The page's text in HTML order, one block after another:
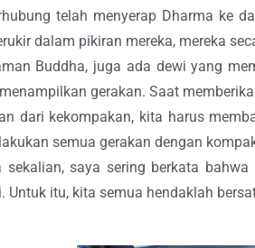
telah menyerap Dharma ke
dalam pikiran mereka, mereka
Buddha, juga ada dewi yang
gerakan. Saat
dari kekompakan, kita harus
semua gerakan dengan
sekalian, saya sering berkata
Untuk itu, kita semua hendaklah